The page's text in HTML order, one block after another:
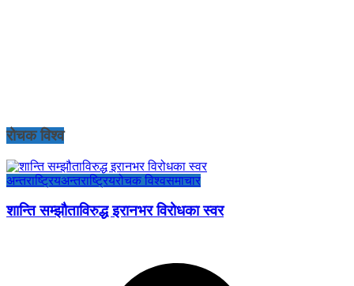
रोचक विश्व
अन्तराष्ट्रियअन्तराष्ट्रियरोचक विश्वसमाचार
शान्ति सम्झौताविरुद्ध इरानभर विरोधका स्वर